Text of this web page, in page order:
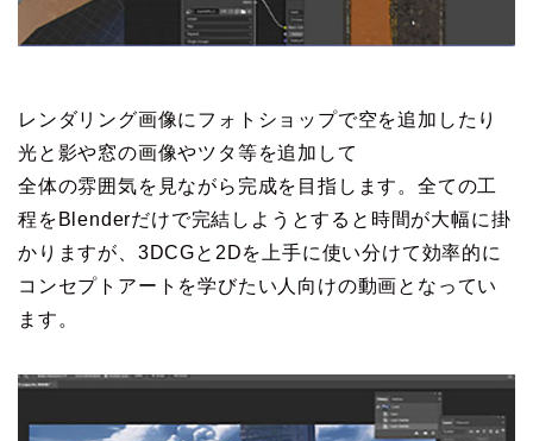
レンダリング画像にフォトショップで空を追加したり
光と影や窓の画像やツタ等を追加して
全体の雰囲気を見ながら完成を目指します。全ての工
程をBlenderだけで完結しようとすると時間が大幅に掛
かりますが、3DCGと2Dを上手に使い分けて効率的に
コンセプトアートを学びたい人向けの動画となってい
ます。